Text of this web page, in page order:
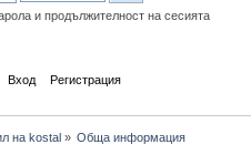
и продължителност на сесията
Вход Регистрация
на kostal» Обща информация